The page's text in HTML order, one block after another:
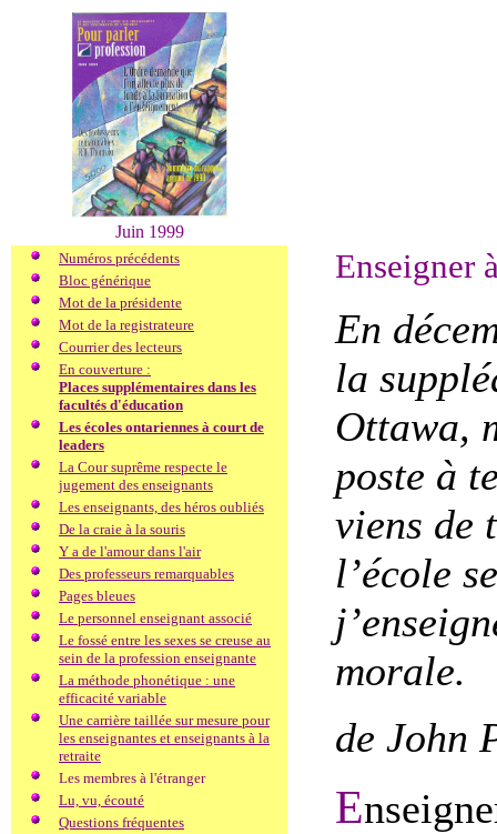
Juin 1999
Numéros précédents
Bloc générique
Mot de la présidente
Mot de la registrateure
Courrier des lecteurs
En couverture :
Places supplémentaires dans les
facultés d'éducation
Les écoles ontariennes à court de
leaders
La Cour suprême respecte le
jugement des enseignants
Les enseignants, des héros oubliés
De la craie à la souris
Y a de l'amour dans l'air
Des professeurs remarquables
Pages bleues
Le personnel enseignant associé
Le fossé entre les sexes se creuse au
sein de la profession enseignante
La méthode phonétique : une
efficacité variable
Une carrière taillée sur mesure pour
les enseignantes et enseignants à la
retraite
Les membres à l'étranger
Lu, vu, écouté
Questions fréquentes
Enseigner
En
la
Ottawa,
poste à
viens de
l’école
morale.
de John
E